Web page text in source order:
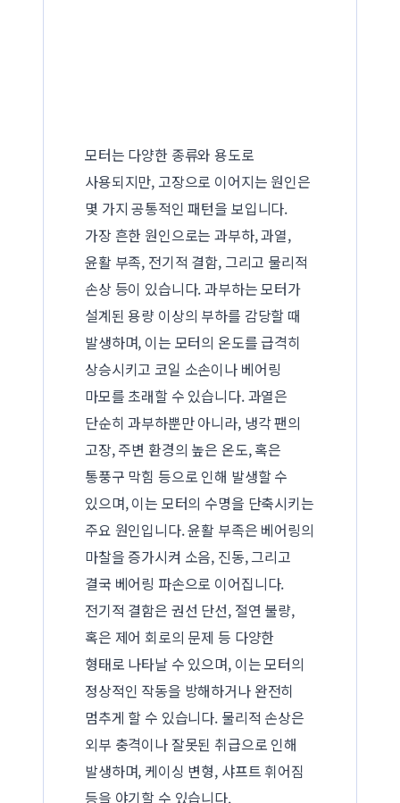
모터는 다양한 종류와 용도로
사용되지만, 고장으로 이어지는 원인은
몇 가지 공통적인 패턴을 보입니다.
가장 흔한 원인으로는 과부하, 과열,
윤활 부족, 전기적 결함, 그리고 물리적
손상 등이 있습니다. 과부하는 모터가
설계된 용량 이상의 부하를 감당할 때
발생하며, 이는 모터의 온도를 급격히
상승시키고 코일 소손이나 베어링
마모를 초래할 수 있습니다. 과열은
단순히 과부하뿐만 아니라, 냉각 팬의
고장, 주변 환경의 높은 온도, 혹은
통풍구 막힘 등으로 인해 발생할 수
있으며, 이는 모터의 수명을 단축시키는
주요 원인입니다. 윤활 부족은 베어링의
마찰을 증가시켜 소음, 진동, 그리고
결국 베어링 파손으로 이어집니다.
전기적 결함은 권선 단선, 절연 불량,
혹은 제어 회로의 문제 등 다양한
형태로 나타날 수 있으며, 이는 모터의
정상적인 작동을 방해하거나 완전히
멈추게 할 수 있습니다. 물리적 손상은
외부 충격이나 잘못된 취급으로 인해
발생하며, 케이싱 변형, 샤프트 휘어짐
등을 야기할 수 있습니다.